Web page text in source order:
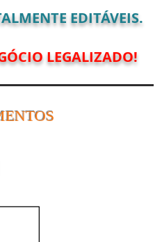
EDITÁVEIS.
LEGALIZADO!